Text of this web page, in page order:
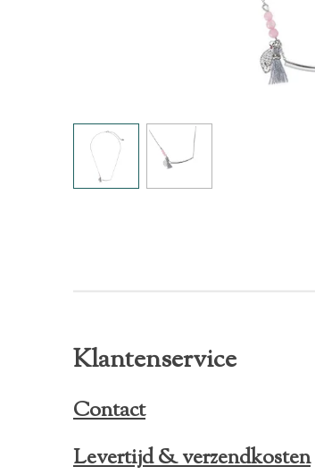
Klantenservice
Contact
Levertijd & verzendkosten